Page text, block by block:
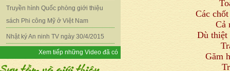
Truyền hình Quốc phòng giới thiệu
sách Phi công Mỹ ở Việt Nam
Nhật ký An ninh TV ngày 30/4/2015
Xem tiếp những Video đã có
Các
Cả
Dù thiệt
Găm